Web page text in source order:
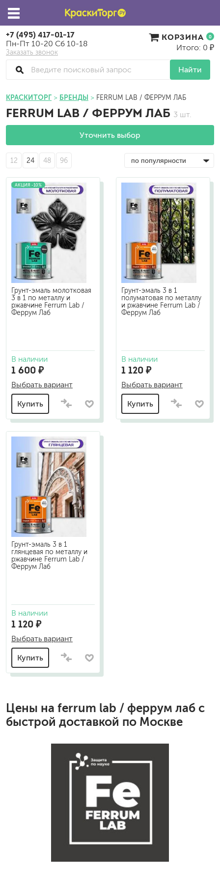
+7 (495) 417-01-17
Пн-Пт 10-20 Сб 10-18
Заказать звонок
Найти
КОРЗИНА 0
Итого: 0 ₽
КРАСКИТОРГ БРЕНДЫ FERRUM LAB / ФЕРРУМ ЛАБ
FERRUM LAB / ФЕРРУМ ЛАБ 3 шт.
Уточнить выбор
12 24 48 96
АКЦИЯ -10%
Грунт-эмаль молотковая
3 в 1 по металлу и
ржавчине Ferrum Lab /
Феррум Лаб
В наличии
1 600 ₽
Выбрать вариант
Купить
Грунт-эмаль 3 в 1
полуматовая по металлу
и ржавчине Ferrum Lab /
Феррум Лаб
В наличии
1 120 ₽
Выбрать вариант
Купить
Грунт-эмаль 3 в 1
глянцевая по металлу и
ржавчине Ferrum Lab /
Феррум Лаб
В наличии
1 120 ₽
Выбрать вариант
Купить
Цены на ferrum lab / феррум лаб с
быстрой доставкой по Москве